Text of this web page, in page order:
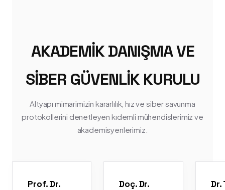
AKADEMIK DANIŞMA VE
SIBER GÜVENLIK KURULU
Altyapı mimarimizin kararlılık, hız ve siber savunma
protokollerini denetleyen kıdemli mühendislerimiz ve
akademisyenlerimiz.
Prof. Dr.
Doç. Dr.
Dr.